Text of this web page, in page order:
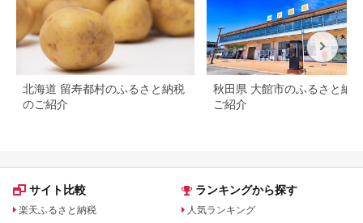
北海道 留寿都村のふるさと納税
のご紹介
秋田県 大館市のふるさと納
ご紹介
サイト比較
楽天ふるさと納税
ランキングから探す
人気ランキング